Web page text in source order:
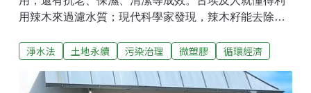
用辣木來過濾水質；現代科學家發現，辣木籽能去除廢
鋁含量上升。生命之樹 近幾十年來，人們大量使用塑膠
屑隨著雨水、海水進入食物鏈、人類大腦、胎盤等，造
淨水法 土地永續 污染治理 微塑膠 循環經濟